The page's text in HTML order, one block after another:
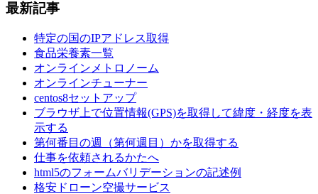
最新記事
特定の国のIPアドレス取得
食品栄養素一覧
オンラインメトロノーム
オンラインチューナー
centos8セットアップ
ブラウザ上で位置情報(GPS)を取得して緯度・経度を表
示する
第何番目の週（第何週目）かを取得する
仕事を依頼されるかたへ
html5のフォームバリデーションの記述例
格安ドローン空撮サービス